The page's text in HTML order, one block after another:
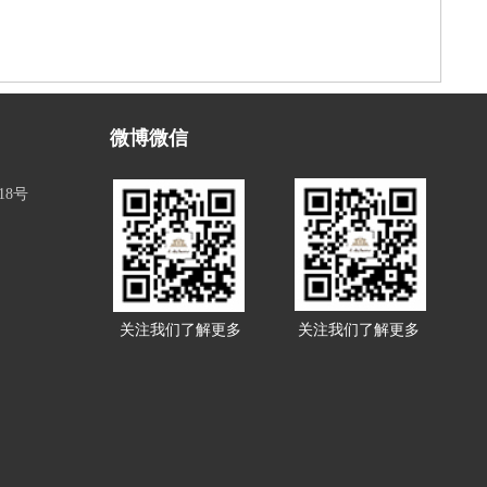
号
微博微信
关注我们了解更多 关注我们了解更多